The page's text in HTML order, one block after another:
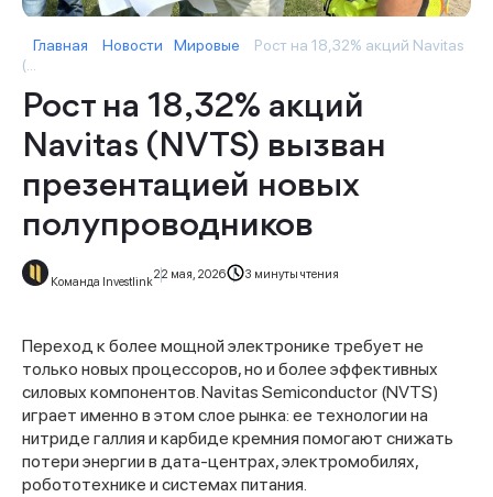
Главная Новости Мировые
Рост на 18,32% акций Navitas
(...
Рост на 18,32% акций
Navitas (NVTS) вызван
презентацией новых
полупроводников
Команда Investlink
22 мая, 2026 3 минуты чтения
Переход к более мощной электронике требует не
только новых процессоров, но и более эффективных
силовых компонентов. Navitas Semiconductor (NVTS)
играет именно в этом слое рынка: ее технологии на
нитриде галлия и карбиде кремния помогают снижать
потери энергии в дата-центрах, электромобилях,
робототехнике и системах питания.